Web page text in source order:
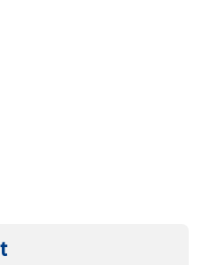
prachtig cadeau, ook